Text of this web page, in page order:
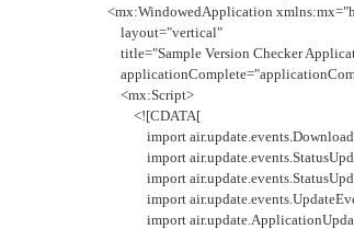
<mx:WindowedApplication
layout="vertical"
title="Sample Version Checker
<mx:Script>
<![CDATA[
import
import
import
import
import